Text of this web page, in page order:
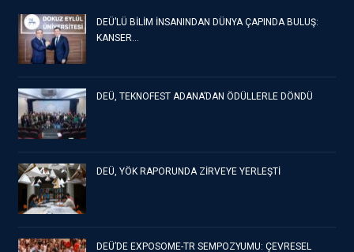
DEÜ’LÜ BİLİM İNSANINDAN DÜNYA ÇAPINDA BULUŞ:
KANSER…
DEÜ, TEKNOFEST ADANA’DAN ÖDÜLLERLE DÖNDÜ
DEÜ, YÖK RAPORUNDA ZİRVEYE YERLEŞTİ
DEÜ’DE EXPOSOME-TR SEMPOZYUMU: ÇEVRESEL